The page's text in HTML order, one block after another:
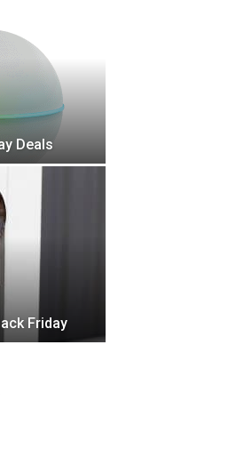
Deals
Friday